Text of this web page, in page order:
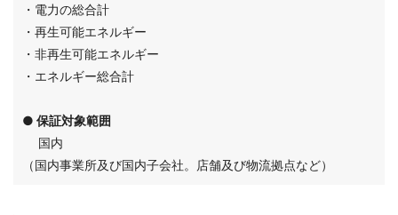
・電力の総合計
・再生可能エネルギー
・非再生可能エネルギー
・エネルギー総合計
● 保証対象範囲
国内
（国内事業所及び国内子会社。店舗及び物流拠点など）